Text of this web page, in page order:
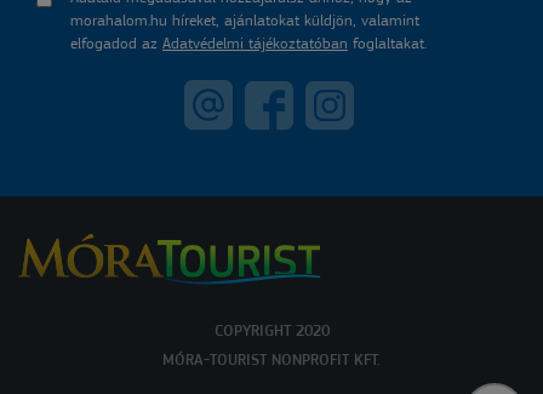
morahalom.hu híreket, ajánlatokat küldjön, valamint
elfogadod az Adatvédelmi tájékoztatóban foglaltakat.
COPYRIGHT 2020
MÓRA-TOURIST NONPROFIT KFT.